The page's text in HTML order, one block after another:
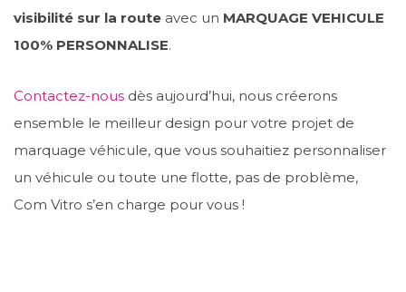
visibilité sur la route avec un MARQUAGE VEHICULE
100% PERSONNALISE.
Contactez-nous dès aujourd’hui, nous créerons
ensemble le meilleur design pour votre projet de
marquage véhicule, que vous souhaitiez personnaliser
un véhicule ou toute une flotte, pas de problème,
Com Vitro s’en charge pour vous !